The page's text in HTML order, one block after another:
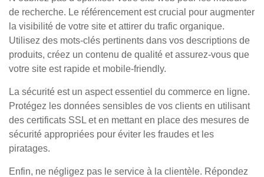
de recherche. Le référencement est crucial pour augmenter
la visibilité de votre site et attirer du trafic organique.
Utilisez des mots-clés pertinents dans vos descriptions de
produits, créez un contenu de qualité et assurez-vous que
votre site est rapide et mobile-friendly.
La sécurité est un aspect essentiel du commerce en ligne.
Protégez les données sensibles de vos clients en utilisant
des certificats SSL et en mettant en place des mesures de
sécurité appropriées pour éviter les fraudes et les
piratages.
Enfin, ne négligez pas le service à la clientèle. Répondez